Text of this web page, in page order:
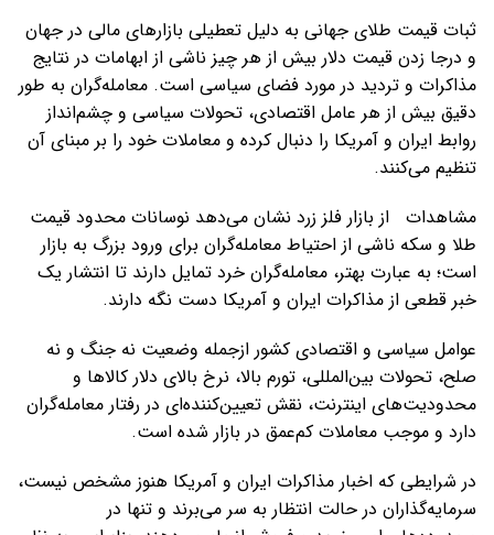
ثبات قیمت طلای جهانی به دلیل تعطیلی بازارهای مالی در جهان
و درجا زدن قیمت دلار بیش از هر چیز ناشی از ابهامات در نتایج
مذاکرات و تردید در مورد فضای سیاسی است. معامله‌گران به طور
دقیق بیش از هر عامل اقتصادی، تحولات سیاسی و چشم‌انداز
روابط ایران و آمریکا را دنبال کرده و معاملات خود را بر مبنای آن
تنظیم می‌کنند.
مشاهدات از بازار فلز زرد نشان می‌دهد نوسانات محدود قیمت
طلا و سکه ناشی از احتیاط معامله‌گران برای ورود بزرگ به بازار
است؛ به عبارت بهتر، معامله‌گران خرد تمایل دارند تا انتشار یک
خبر قطعی از مذاکرات ایران و آمریکا دست نگه دارند.
عوامل سیاسی و اقتصادی کشور ازجمله وضعیت نه جنگ و نه
صلح، تحولات بین‌المللی، تورم بالا، نرخ بالای دلار کالاها و
محدودیت‌های اینترنت، نقش تعیین‌کننده‌ای در رفتار معامله‌گران
دارد و موجب معاملات کم‌عمق در بازار شده است.
در شرایطی که اخبار مذاکرات ایران و آمریکا هنوز مشخص نیست،
سرمایه‌گذاران در حالت انتظار به سر می‌برند و تنها در